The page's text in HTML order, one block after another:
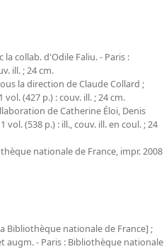
collab. d'Odile Faliu. - Paris :
ill. ; 24 cm.
la direction de Claude Collard ;
(427 p.) : couv. ill. ; 24 cm.
de Catherine Éloi, Denis
(538 p.) : ill., couv. ill. en coul. ; 24
nationale de France, impr. 2008
Bibliothèque nationale de France] ;
augm. - Paris : Bibliothèque nationale